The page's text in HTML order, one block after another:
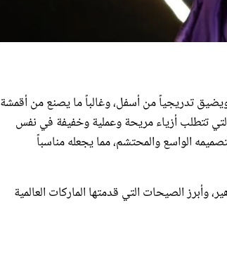
تدريجياً من أسفل، وغالباً ما يصنع من أقمشة
تتطلب أزياء مريحة وعملية وخفيفة في نفس
الواسع والمحتشم، مما يجعله مناسباً
وأبرز الصيحات التي قدمتها الماركات العالمية